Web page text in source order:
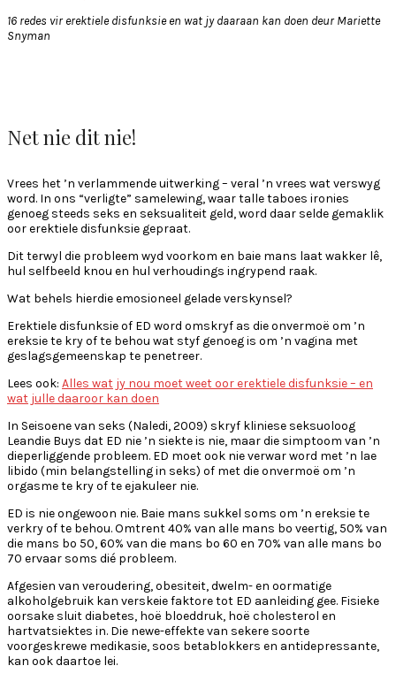
16 redes vir erektiele disfunksie en wat jy daaraan kan doen deur Mariette
Snyman
Net nie dit nie!
Vrees het ’n verlammende uitwerking – veral ’n vrees wat verswyg
word. In ons “verligte” samelewing, waar talle taboes ironies
genoeg steeds seks en seksualiteit geld, word daar selde gemaklik
oor erektiele disfunksie gepraat.
Dit terwyl die probleem wyd voorkom en baie mans laat wakker lê,
hul selfbeeld knou en hul verhoudings ingrypend raak.
Wat behels hierdie emosioneel gelade verskynsel?
Erektiele disfunksie of ED word omskryf as die onvermoë om ’n
ereksie te kry of te behou wat styf genoeg is om ’n vagina met
geslagsgemeenskap te penetreer.
Lees ook: Alles wat jy nou moet weet oor erektiele disfunksie – en
wat julle daaroor kan doen
In Seisoene van seks (Naledi, 2009) skryf kliniese seksuoloog
Leandie Buys dat ED nie ’n siekte is nie, maar die simptoom van ’n
dieperliggende probleem. ED moet ook nie verwar word met ’n lae
libido (min belangstelling in seks) of met die onvermoë om ’n
orgasme te kry of te ejakuleer nie.
ED is nie ongewoon nie. Baie mans sukkel soms om ’n ereksie te
verkry of te behou. Omtrent 40% van alle mans bo veertig, 50% van
die mans bo 50, 60% van die mans bo 60 en 70% van alle mans bo
70 ervaar soms dié probleem.
Afgesien van veroudering, obesiteit, dwelm- en oormatige
alkoholgebruik kan verskeie faktore tot ED aanleiding gee. Fisieke
oorsake sluit diabetes, hoë bloeddruk, hoë cholesterol en
hartvatsiektes in. Die newe-effekte van sekere soorte
voorgeskrewe medikasie, soos betablokkers en antidepressante,
kan ook daartoe lei.